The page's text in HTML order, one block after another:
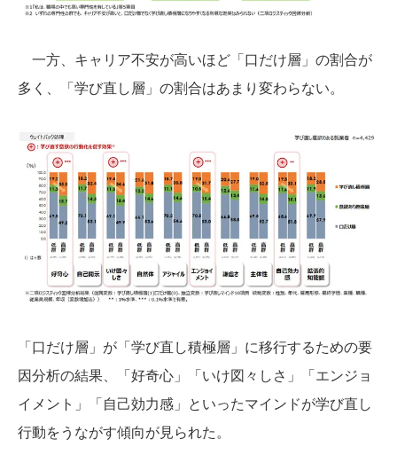
一方、キャリア不安が高いほど「口だけ層」の割合が
多く、「学び直し層」の割合はあまり変わらない。
「口だけ層」が「学び直し積極層」に移行するための要
因分析の結果、「好奇心」「いけ図々しさ」「エンジョ
イメント」「自己効力感」といったマインドが学び直し
行動をうながす傾向が見られた。